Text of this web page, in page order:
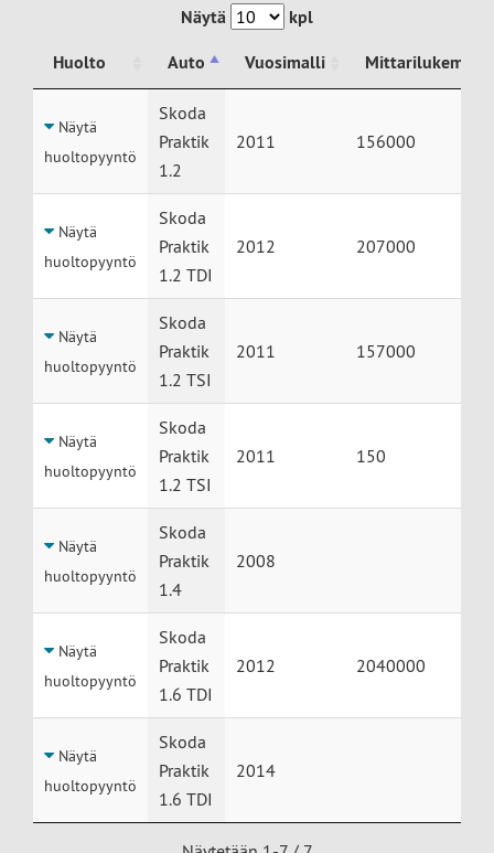
Näytä
kpl
Huolto
Auto Vuosimalli
Mittarilukema
Auto
Näytä
huoltopyyntö
Skoda
Praktik
1.2
2011 156000
Näytä
huoltopyyntö
Skoda
Praktik
1.2 TDI
2012 207000
Näytä
huoltopyyntö
Skoda
Praktik
1.2 TSI
2011 157000
Näytä
huoltopyyntö
Skoda
Praktik
1.2 TSI
2011 150
Näytä
huoltopyyntö
Skoda
Praktik
1.4
2008
Näytä
huoltopyyntö
Skoda
Praktik
1.6 TDI
2012 2040000
Näytä
huoltopyyntö
Skoda
Praktik
1.6 TDI
2014